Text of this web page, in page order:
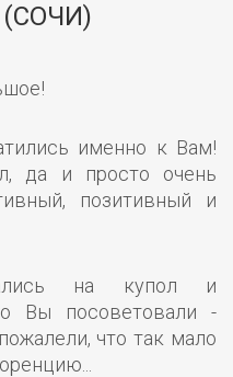
именно к Вам!
да и просто очень
позитивный и
на купол и
Вы посоветовали -
что так мало